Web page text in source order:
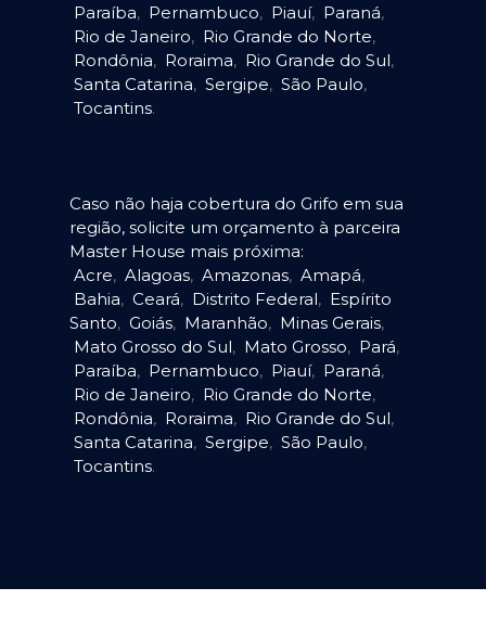
Paraíba, Pernambuco, Piauí, Paraná,
Rio de Janeiro, Rio Grande do Norte,
Rondônia, Roraima, Rio Grande do Sul,
Santa Catarina, Sergipe, São Paulo,
Tocantins.
Caso não haja cobertura do Grifo em sua
região, solicite um orçamento à parceira
Master House mais próxima:
Acre, Alagoas, Amazonas, Amapá,
Bahia, Ceará, Distrito Federal, Espírito
Santo, Goiás, Maranhão, Minas Gerais,
Mato Grosso do Sul, Mato Grosso, Pará,
Paraíba, Pernambuco, Piauí, Paraná,
Rio de Janeiro, Rio Grande do Norte,
Rondônia, Roraima, Rio Grande do Sul,
Santa Catarina, Sergipe, São Paulo,
Tocantins.